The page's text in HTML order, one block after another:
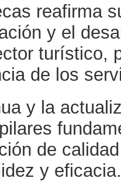
reafirma
y el
turístico,
de los
y la
de
y eficacia.